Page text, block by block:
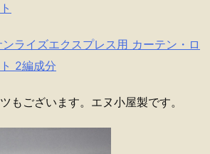
ライズエクスプレス用 カーテン・ロ
2編成分
もございます。エヌ小屋製です。